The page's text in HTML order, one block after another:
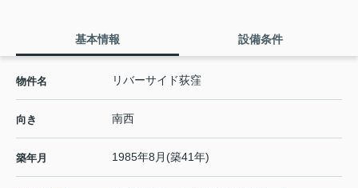
基本情報 設備条件
物件名 リバーサイド荻窪
向き 南西
築年月 1985年8月(築41年)